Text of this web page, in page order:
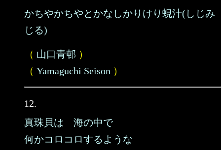
かちやかちやとかなしかりけり蜆汁(しじみ
じる)
（ 山口青邨 ）
（ Yamaguchi Seison ）
12.
真珠貝は 海の中で
何かコロコロするような